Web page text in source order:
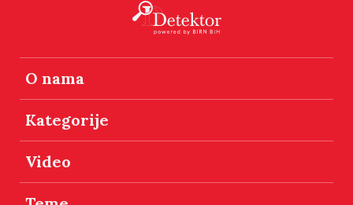
O nama
Kategorije
Video